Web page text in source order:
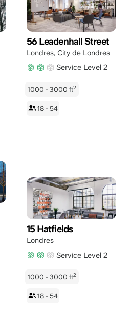
56 Leadenhall Street
Londres, City de Londres
Service Level 2
1000 - 3000 ft2
18 - 54
15 Hatfields
Londres
Service Level 2
1000 - 3000 ft2
18 - 54